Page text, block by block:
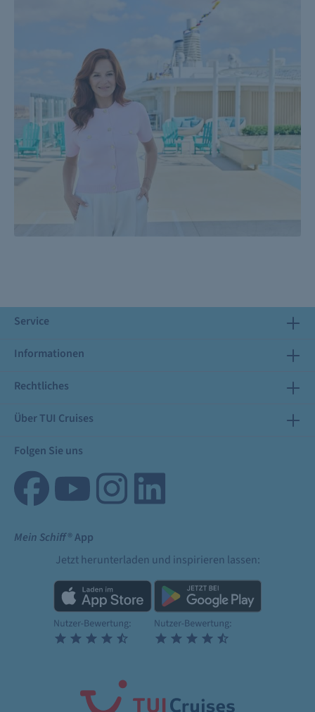
Service
Informationen
Rechtliches
Über TUI Cruises
Folgen Sie uns
Mein Schiff® App
Jetzt herunterladen und inspirieren lassen: